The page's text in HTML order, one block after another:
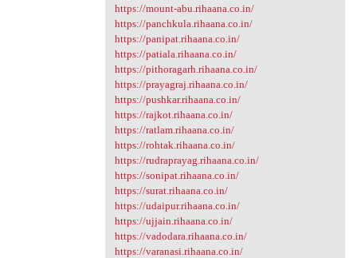
https://mount-abu.rihaana.co.in/
https://panchkula.rihaana.co.in/
https://panipat.rihaana.co.in/
https://patiala.rihaana.co.in/
https://pithoragarh.rihaana.co.in/
https://prayagraj.rihaana.co.in/
https://pushkar.rihaana.co.in/
https://rajkot.rihaana.co.in/
https://ratlam.rihaana.co.in/
https://rohtak.rihaana.co.in/
https://rudraprayag.rihaana.co.in/
https://sonipat.rihaana.co.in/
https://surat.rihaana.co.in/
https://udaipur.rihaana.co.in/
https://ujjain.rihaana.co.in/
https://vadodara.rihaana.co.in/
https://varanasi.rihaana.co.in/